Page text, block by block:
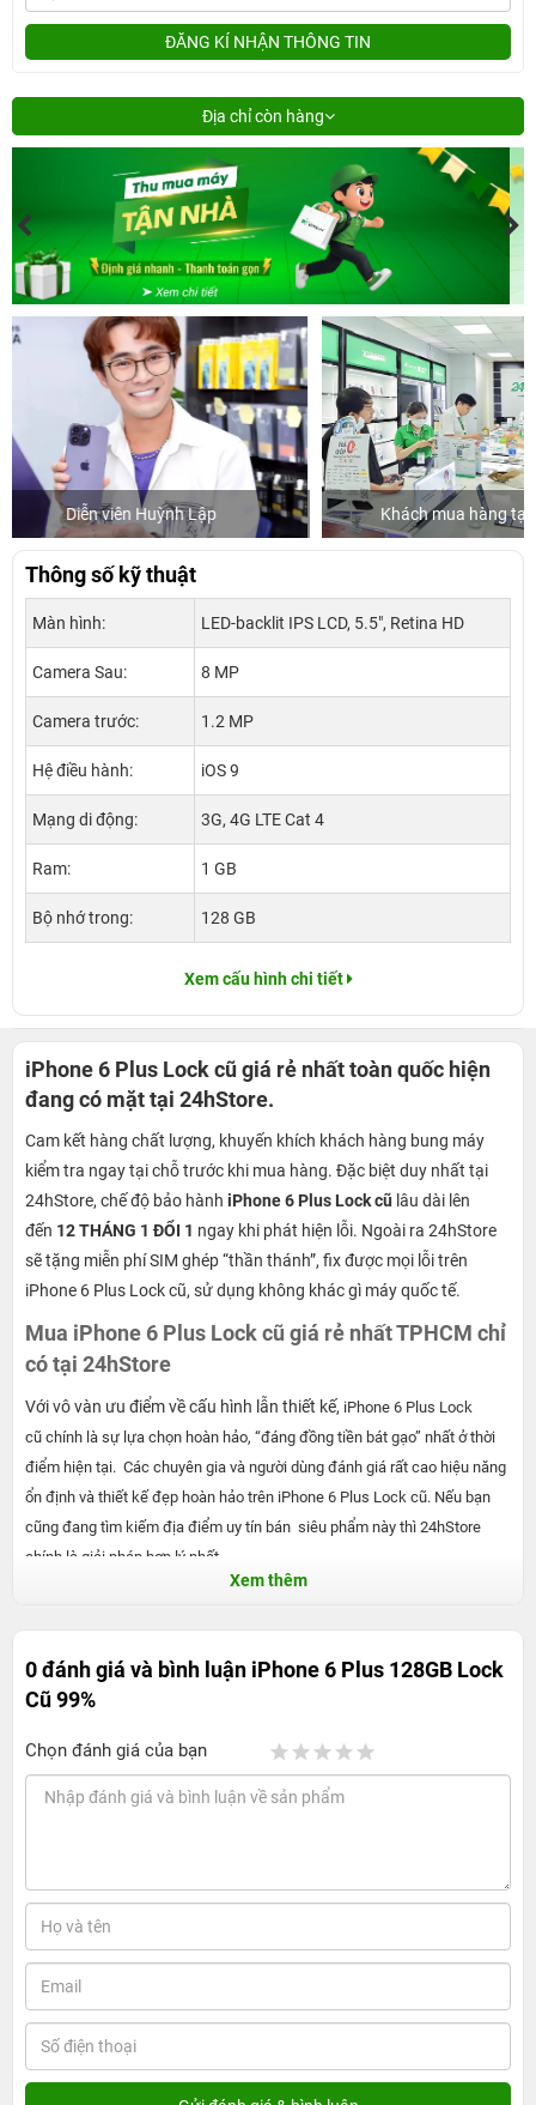
ĐĂNG KÍ NHẬN THÔNG TIN
Địa chỉ còn hàng
Khách mua hàng tại 24hStore Ca
Thông số kỹ thuật
Màn hình: LED-backlit IPS LCD, 5.5", Retina HD
Camera Sau: 8 MP
Camera trước: 1.2 MP
Hệ điều hành: iOS 9
Mạng di động: 3G, 4G LTE Cat 4
Ram: 1 GB
Bộ nhớ trong: 128 GB
Xem cấu hình chi tiết
iPhone 6 Plus Lock cũ giá rẻ nhất toàn quốc hiện
đang có mặt tại 24hStore.
Cam kết hàng chất lượng, khuyến khích khách hàng bung máy
kiểm tra ngay tại chỗ trước khi mua hàng. Đặc biệt duy nhất tại
24hStore, chế độ bảo hành iPhone 6 Plus Lock cũ lâu dài lên
đến 12 THÁNG 1 ĐỔI 1 ngay khi phát hiện lỗi. Ngoài ra 24hStore
sẽ tặng miễn phí SIM ghép “thần thánh”, fix được mọi lỗi trên
iPhone 6 Plus Lock cũ, sử dụng không khác gì máy quốc tế.
Mua iPhone 6 Plus Lock cũ giá rẻ nhất TPHCM chỉ
có tại 24hStore
Với vô vàn ưu điểm về cấu hình lẫn thiết kế, iPhone 6 Plus Lock
cũ chính là sự lựa chọn hoàn hảo, “đáng đồng tiền bát gạo” nhất ở thời
điểm hiện tại. Các chuyên gia và người dùng đánh giá rất cao hiệu năng
ổn định và thiết kế đẹp hoàn hảo trên iPhone 6 Plus Lock cũ. Nếu bạn
cũng đang tìm kiếm địa điểm uy tín bán siêu phẩm này thì 24hStore
chính là giải pháp hợp lý nhất.
Đánh giá iPhone 6 Plus Lock cũ chính hãng
iPhone 6 Plus Lock cũđã quá quen thuộc với người dùng công
nghệ hiện nay. Siêu phẩm này luôn nằm trong top những
smartphone bán chạy nhất ở thời điểm hiện tại. Vậy điều gì đã làm
Xem thêm
0 đánh giá và bình luận iPhone 6 Plus 128GB Lock
Cũ 99%
Chọn đánh giá của bạn